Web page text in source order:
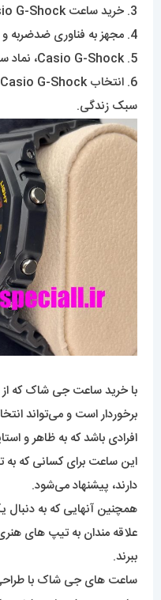
3. خرید ساعت Casio G-Shock برای استفاده روزانه و ورزشی.
4. مجهز به فناوری ضدضربه و ضدآب، ساعت Casio G-Shock.
5. Casio G-Shock، نماد سبکی، شیاکت و دوام.
سبک زندگی.
با خرید ساعت جی شاک‌ که
برخوردار است و می‌تواند
افرادی باشد که به ظاهر و
این ساعت برای کسانی که
دارند، پیشنهاد می‌شود.
همچنین آنهایی که به
علاقه مندان به تیپ های
ببرند.
ساعت های جی شاک با